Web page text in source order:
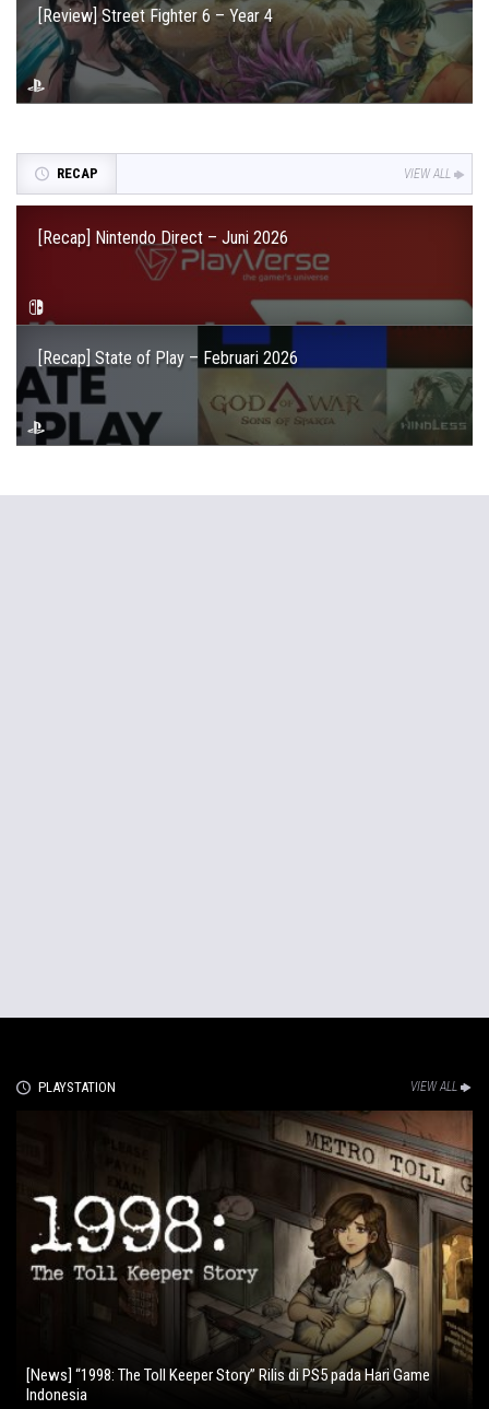
[Review] Street Fighter 6 – Year 4
RECAP VIEW ALL
[Recap] Nintendo Direct – Juni 2026
[Recap] State of Play – Februari 2026
PLAYSTATION VIEW ALL
[News] “1998: The Toll Keeper Story” Rilis di PS5 pada Hari Game
Indonesia